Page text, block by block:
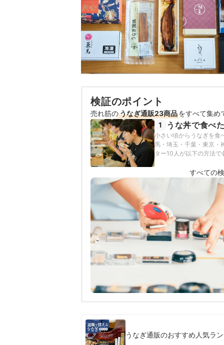
検証のポイント
売れ筋のうなぎ通販23商品をすべて集め
1
うな丼で食べ
小さい頃からうなぎを食
馬・埼玉・千葉・東京・
ター10人が以下の方法
すべての
うなぎ通販のおすすめ人気ラ